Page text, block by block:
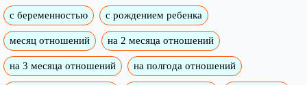
с беременностью с рождением ребенка
месяц отношений на 2 месяца отношений
на 3 месяца отношений на полгода отношений